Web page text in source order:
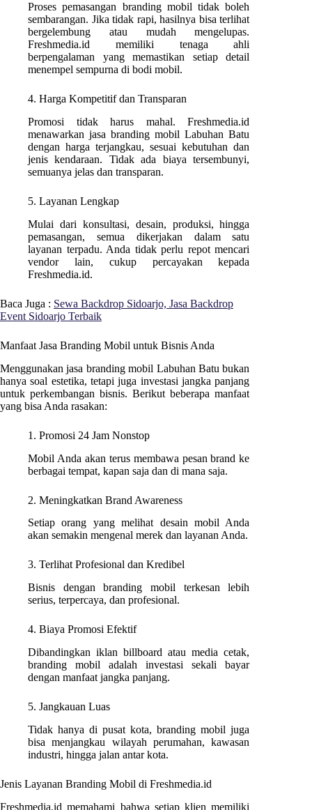
Proses pemasangan branding mobil tidak boleh
sembarangan. Jika tidak rapi, hasilnya bisa terlihat
bergelembung atau mudah mengelupas.
Freshmedia.id memiliki tenaga ahli
berpengalaman yang memastikan setiap detail
menempel sempurna di bodi mobil.
4. Harga Kompetitif dan Transparan
Promosi tidak harus mahal. Freshmedia.id
menawarkan jasa branding mobil Labuhan Batu
dengan harga terjangkau, sesuai kebutuhan dan
jenis kendaraan. Tidak ada biaya tersembunyi,
semuanya jelas dan transparan.
5. Layanan Lengkap
Mulai dari konsultasi, desain, produksi, hingga
pemasangan, semua dikerjakan dalam satu
layanan terpadu. Anda tidak perlu repot mencari
vendor lain, cukup percayakan kepada
Freshmedia.id.
Baca Juga : Sewa Backdrop Sidoarjo, Jasa Backdrop
Event Sidoarjo Terbaik
Manfaat Jasa Branding Mobil untuk Bisnis Anda
Menggunakan jasa branding mobil Labuhan Batu bukan
hanya soal estetika, tetapi juga investasi jangka panjang
untuk perkembangan bisnis. Berikut beberapa manfaat
yang bisa Anda rasakan:
1. Promosi 24 Jam Nonstop
Mobil Anda akan terus membawa pesan brand ke
berbagai tempat, kapan saja dan di mana saja.
2. Meningkatkan Brand Awareness
Setiap orang yang melihat desain mobil Anda
akan semakin mengenal merek dan layanan Anda.
3. Terlihat Profesional dan Kredibel
Bisnis dengan branding mobil terkesan lebih
serius, terpercaya, dan profesional.
4. Biaya Promosi Efektif
Dibandingkan iklan billboard atau media cetak,
branding mobil adalah investasi sekali bayar
dengan manfaat jangka panjang.
5. Jangkauan Luas
Tidak hanya di pusat kota, branding mobil juga
bisa menjangkau wilayah perumahan, kawasan
industri, hingga jalan antar kota.
Jenis Layanan Branding Mobil di Freshmedia.id
Freshmedia.id memahami bahwa setiap klien memiliki